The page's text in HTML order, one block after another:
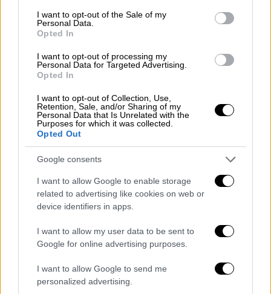
consent section.
I want to opt-out of the Sale of my
Personal Data.
Opted In
I want to opt-out of processing my
Personal Data for Targeted Advertising.
Opted In
I want to opt-out of Collection, Use,
Retention, Sale, and/or Sharing of my
Personal Data that Is Unrelated with the
Purposes for which it was collected.
Opted Out
Google consents
I want to allow Google to enable storage
related to advertising like cookies on web or
device identifiers in apps.
I want to allow my user data to be sent to
Google for online advertising purposes.
I want to allow Google to send me
personalized advertising.
Το χρονικό της σοκαριστικής
υπόθεσης
Το τρομακτικό αυτό γεγονός έλαβε χώρα
Σεπτέμβριο του 2024
περίοδο,το πεντάχρονο παιδί
στην οικία του μετά το πέρας των
μαθημάτων, ανέφερε πως ένιωθε πόνους και
αποκάλυψε στους γονείς τουτα όσα είχαν
διαδραματιστεί στον χώρο του σχολείου.
Οι γονείς του θύματος επικοινώνησαν άμεσα
με τις αστυνομικές Αρχές
ιατροδικαστική έκθεσηεπιβεβαίωσε την
ύπαρξη στοιχείων που υποδείκνυαν
κακοποίηση, με αποτέλεσμα να
δρομολογηθούν οι προβλεπόμενες νομικές